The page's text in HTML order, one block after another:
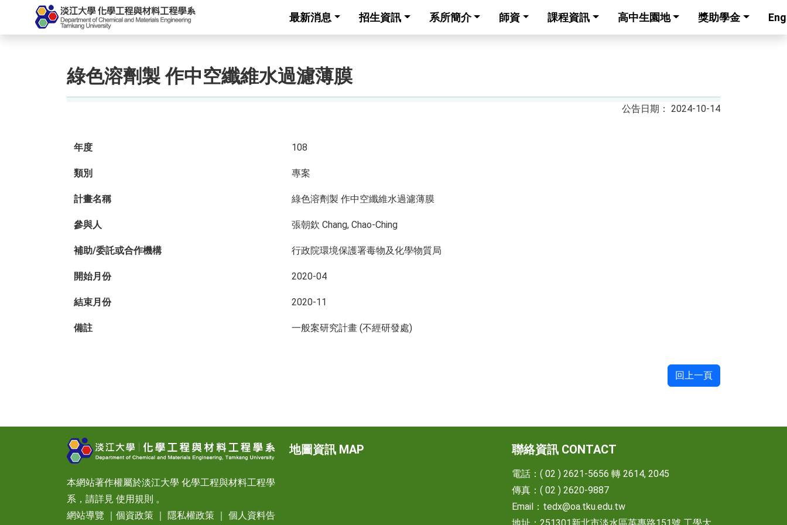
最新消息 招生資訊 系所簡介 師資 課程資訊 高中生園地 獎助學金
綠色溶劑製 作中空纖維水過濾薄膜
2024-10-14
年度
類別
計畫名稱
參與人
補助/委託或合作機構
開始月份
結束月份
備註
108
專案
綠色溶劑製 作中空纖維水過濾薄膜
張朝欽 Chang, Chao-Ching
行政院環境保護署毒物及化學物質局
2020-04
2020-11
一般案研究計畫 (不經研發處)
回上一頁
本網站著作權屬於淡江大學 化學工程與材料工程學
系，請詳見 使用規則 。
網站導覽
個資政策 隱私權政策 個人資料告
地圖資訊 MAP 聯絡資訊 CONTACT
電話：( 02 ) 2621-5656 轉 2614, 2045
傳真：( 02 ) 2620-9887
Email： tedx@oa.tku.edu.tw